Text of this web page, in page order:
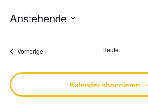
Anstehende
wählen.
VorherigeVeranstaltungen Heute
Kalender abonnieren